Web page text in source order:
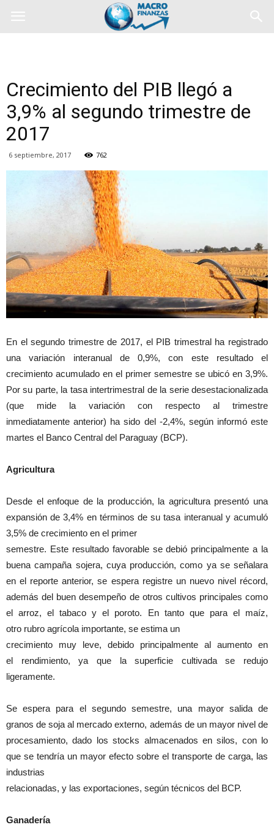
Crecimiento del PIB llegó a
3,9% al segundo trimestre de
2017
6 septiembre, 2017 762
En el segundo trimestre de 2017, el PIB trimestral ha registrado
una variación interanual de 0,9%, con este resultado el
crecimiento acumulado en el primer semestre se ubicó en 3,9%.
Por su parte, la tasa intertrimestral de la serie desestacionalizada
(que mide la variación con respecto al trimestre
inmediatamente anterior) ha sido del -2,4%, según informó este
martes el Banco Central del Paraguay (BCP).
Agricultura
Desde el enfoque de la producción, la agricultura presentó una
expansión de 3,4% en términos de su tasa interanual y acumuló
3,5% de crecimiento en el primer
semestre. Este resultado favorable se debió principalmente a la
buena campaña sojera, cuya producción, como ya se señalara
en el reporte anterior, se espera registre un nuevo nivel récord,
además del buen desempeño de otros cultivos principales como
el arroz, el tabaco y el poroto. En tanto que para el maíz,
otro rubro agrícola importante, se estima un
crecimiento muy leve, debido principalmente al aumento en
el rendimiento, ya que la superficie cultivada se redujo
ligeramente.
Se espera para el segundo semestre, una mayor salida de
granos de soja al mercado externo, además de un mayor nivel de
procesamiento, dado los stocks almacenados en silos, con lo
que se tendría un mayor efecto sobre el transporte de carga, las
industrias
relacionadas, y las exportaciones, según técnicos del BCP.
Ganadería